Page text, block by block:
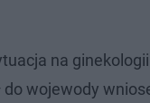
na
do wojewody